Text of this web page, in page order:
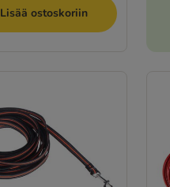
Lisää ostoskoriin